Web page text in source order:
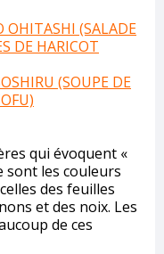
OHITASHI (SALADE
DE HARICOT
(SOUPE DE
qui évoquent «
sont les couleurs
des feuilles
et des noix. Les
de ces